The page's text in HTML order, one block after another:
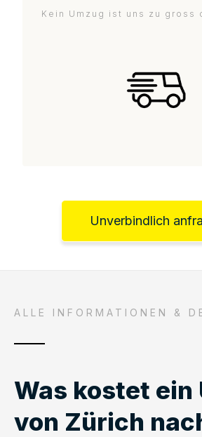
Kein Umzug ist uns zu gross
Unverbindlich
ALLE INFORMATIONEN &
Was kostet ein
von Zürich